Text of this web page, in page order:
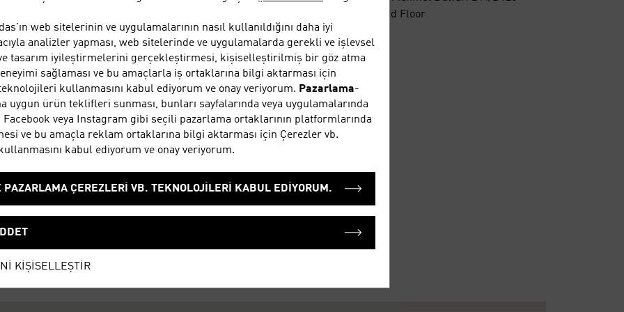
- 22:00
- 22:00
- 22:00
- 22:00
- 22:00
- 22:00
Yenimahalle, Acity, Ground Floor
Ankara
06105
Türkiye
+90 312 374 4747
Yol tarifi al
Gift cards
web sitelerinin ve uygulamalarının nasıl kullanıldığını daha iyi
analizler yapması, web sitelerinde ve uygulamalarda gerekli ve işlevsel
tasarım iyileştirmelerini gerçekleştirmesi, kişiselleştirilmiş bir göz atma
sağlaması ve bu amaçlarla iş ortaklarına bilgi aktarması için
kullanmasını kabul ediyorum ve onay veriyorum. Pazarlama-
uygun ürün teklifleri sunması, bunları sayfalarında veya uygulamalarında
Facebook veya Instagram gibi seçili pazarlama ortaklarının platformlarında
ve bu amaçla reklam ortaklarına bilgi aktarması için Çerezler vb.
kabul ediyorum ve onay veriyorum.
PAZARLAMA ÇEREZLERİ VB. TEKNOLOJİLERİ KABUL EDİYORUM.
KİŞİSELLEŞTİR